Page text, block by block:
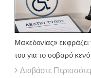
Μακεδονίας» εκφράζει
του για το σοβαρό κενό
Διαβάστε